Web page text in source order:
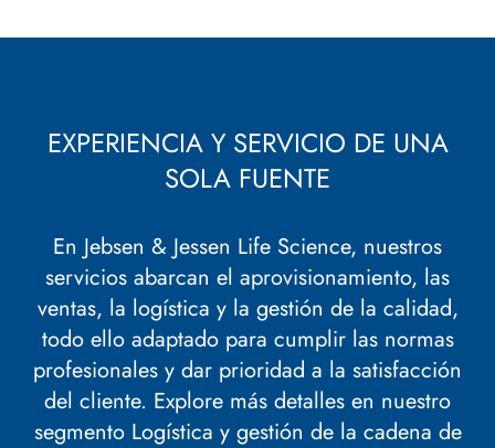
EXPERIENCIA Y SERVICIO DE UNA
SOLA FUENTE
En Jebsen & Jessen Life Science, nuestros
servicios abarcan el aprovisionamiento, las
ventas, la logística y la gestión de la calidad,
todo ello adaptado para cumplir las normas
profesionales y dar prioridad a la satisfacción
del cliente. Explore más detalles en nuestro
segmento Logística y gestión de la cadena de